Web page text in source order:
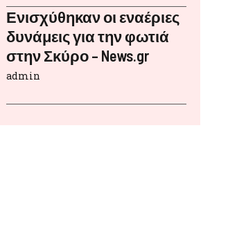
Ενισχύθηκαν οι εναέριες
δυνάμεις για την φωτιά
στην Σκύρο – News.gr
admin